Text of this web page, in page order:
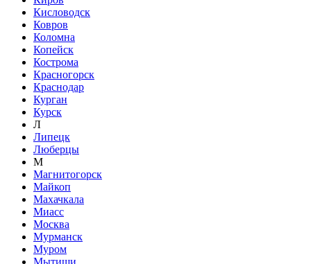
Кисловодск
Ковров
Коломна
Копейск
Кострома
Красногорск
Краснодар
Курган
Курск
Л
Липецк
Люберцы
М
Магнитогорск
Майкоп
Махачкала
Миасс
Москва
Мурманск
Муром
Мытищи